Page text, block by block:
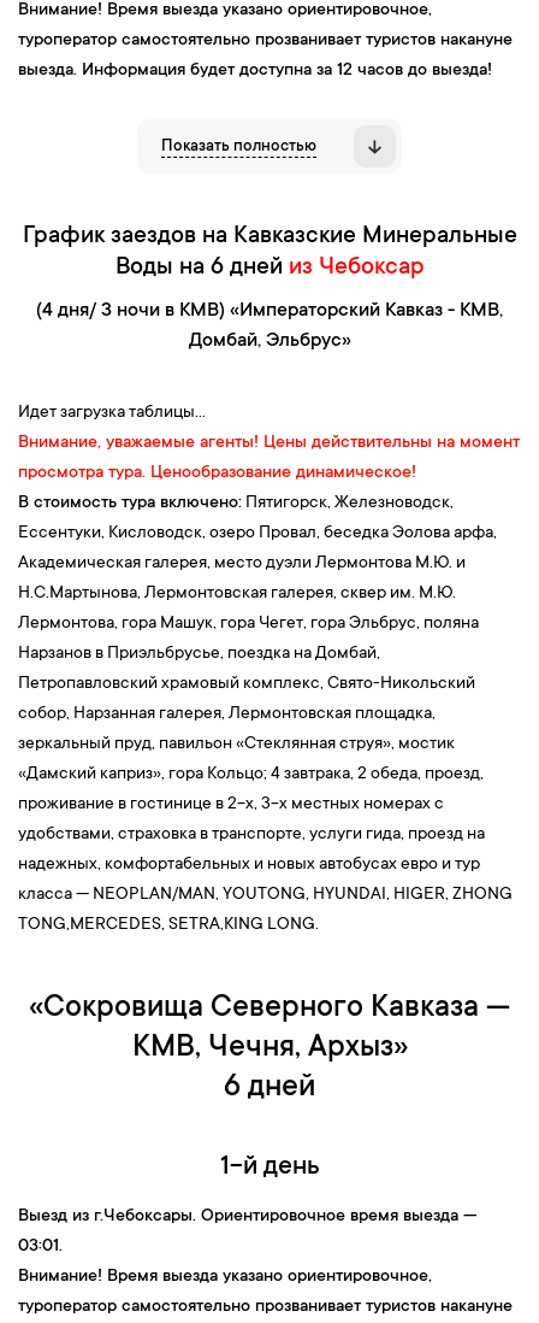
Внимание! Время выезда указано ориентировочное,
туроператор самостоятельно прозванивает туристов накануне
выезда. Информация будет доступна за 12 часов до выезда!
08:10— Завтрак в кафе города.
09:00 — Обзорная экскурсия по Пятигорску, по
известными на всю Россию благодаря императору Петру I. В
Провал, беседкаЭолова Арфа
строение, построенное на том месте, где был открыт
источник, предназначенный для питья;скульптура Орла—
символ Кавказских Минеральных Вод, гротДианы, парк
«Цветник»и Лермонтовская галерея. Но прежде всего,
Пятигорск — это город Лермонтова. Он побывал здесь пять раз.
Впервые Лермонтов приехал на Кавказ еще десятилетним
ребенком, вместе с бабушкой, Е.А. Арсеньевой. Она часто
привозила хилого и болезненного мальчика для лечения «на
воды». Уже тогда красота этих мест, жители Кавказа с их
обычаями и величие двуглавого Эльбруса поразили
воображение Михаила. Именно на Кавказе Лермонтовым были
написаны известные всему миру произведения — «Герой
нашего времени», «Мцыри», «Демон», «Беглец».
12:00 —Далее вы совершите прогулку по Лермонтовским
местам,представляющим историческую ценность,
познакомитесь с такими из них, какЛермонтовская галерея
сквер им. М.Ю. Лермонтова,место дуэли М.Ю. Лермонтова и
Н.С.Мартынова. Побывав в Пятигорске, обязательно нужно
уникальное место, откуда вы сможете созерцать всю красоту
природных и исторически памятных мест, увидите издалека
величественную и прекрасную гору Эльбрус, которая
находится где-то в 148-ми километрах от Пятигорска.
16:00 — Прибытие в гостиницу, размещение. Свободное время.
3-й день
06:30 — Получение завтрака сухим пайком
Показать полностью
График заездов на Кавказские Минеральные
Воды на 6 дней из Чебоксар
(4 дня/ 3 ночи в КМВ) «Императорский Кавказ - КМВ,
Домбай, Эльбрус»
Идет загрузка таблицы...
Внимание, уважаемые агенты! Цены действительны на момент
просмотра тура. Ценообразование динамическое!
В стоимость тура включено: Пятигорск, Железноводск,
Ессентуки, Кисловодск, озеро Провал, беседка Эолова арфа,
Академическая галерея, место дуэли Лермонтова М.Ю. и
Н.С.Мартынова, Лермонтовская галерея, сквер им. М.Ю.
Лермонтова, гора Машук, гора Чегет, гора Эльбрус, поляна
Нарзанов в Приэльбрусье, поездка на Домбай,
Петропавловский храмовый комплекс, Свято-Никольский
собор, Нарзанная галерея, Лермонтовская площадка,
зеркальный пруд, павильон «Стеклянная струя», мостик
«Дамский каприз», гора Кольцо; 4 завтрака, 2 обеда, проезд,
проживание в гостинице в 2-х, 3-х местных номерах с
удобствами, страховка в транспорте, услуги гида, проезд на
надежных, комфортабельных и новых автобусах евро и тур
класса — NEOPLAN/MAN, YOUTONG, HYUNDAI, НIGER, ZHONG
TONG,MERCEDES, SETRA,KING LONG.
«Сокровища Северного Кавказа —
КМВ, Чечня, Архыз»
6 дней
1-й день
Выезд из г.Чебоксары. Ориентировочное время выезда —
03:01.
Внимание! Время выезда указано ориентировочное,
туроператор самостоятельно прозванивает туристов накануне